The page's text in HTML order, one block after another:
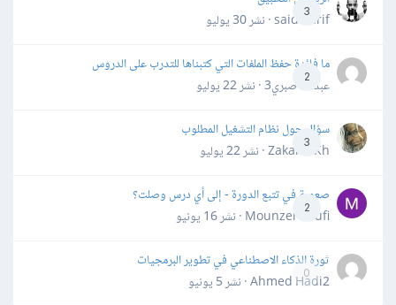
3
said darif · نشر
30 يوليو
2
ما فائدة حفظ الملفات التي كتبناها للتدرب على الدروس
عبدالله صبري3 · نشر
22 يوليو
3
سؤال حول نظام التشغيل المطلوب
Zakaria Kh · نشر
22 يوليو
2
صعوبة في تتبع الدورة - إلى أي درس وصلت؟
Mounzer Soufi · نشر
16 يونيو
0
ثورة الذكاء الاصطناعي في تطوير البرمجيات
Ahmed Hadi2 · نشر
5 يونيو